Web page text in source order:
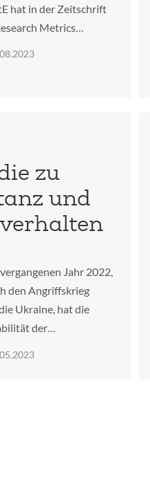
hat in der Zeitschrift
Metrics…
zu
und
Jahr 2022,
den Angriffskrieg
Ukraine, hat die
der…